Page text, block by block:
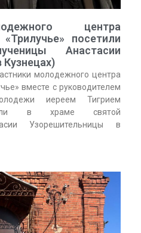
центра
посетили
Анастасии
молодежного центра
вместе с руководителем
иереем Тигрием
в храме святой
Узорешительницы в